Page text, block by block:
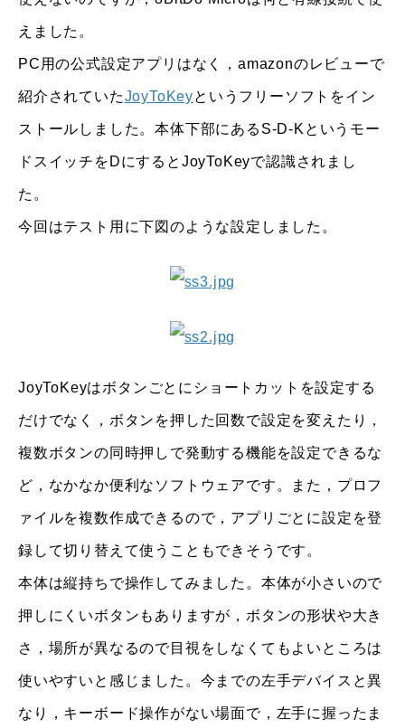
えました。
PC用の公式設定アプリはなく，amazonのレビューで
紹介されていたJoyToKeyというフリーソフトをイン
ストールしました。本体下部にあるS-D-Kというモー
ドスイッチをDにするとJoyToKeyで認識されまし
た。
今回はテスト用に下図のような設定しました。
JoyToKeyはボタンごとにショートカットを設定する
だけでなく，ボタンを押した回数で設定を変えたり，
複数ボタンの同時押しで発動する機能を設定できるな
ど，なかなか便利なソフトウェアです。また，プロフ
ァイルを複数作成できるので，アプリごとに設定を登
録して切り替えて使うこともできそうです。
本体は縦持ちで操作してみました。本体が小さいので
押しにくいボタンもありますが，ボタンの形状や大き
さ，場所が異なるので目視をしなくてもよいところは
使いやすいと感じました。今までの左手デバイスと異
なり，キーボード操作がない場面で，左手に握ったま